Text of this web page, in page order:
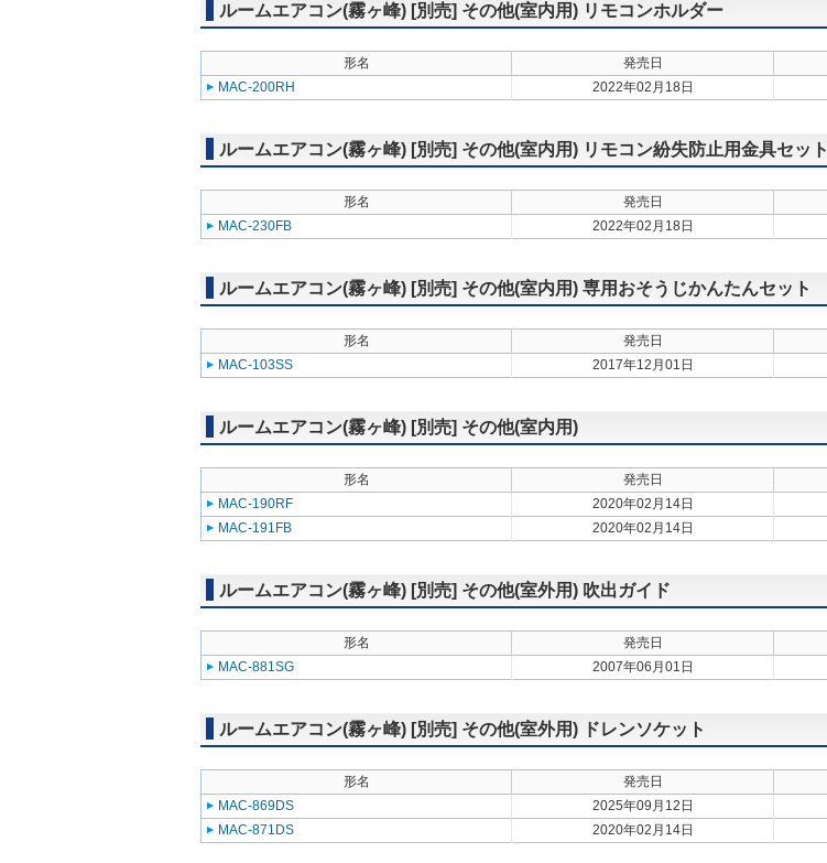
ルームエアコン(霧ヶ峰) [別売] その他(室内用) リモコンホルダー
形名 発売日
MAC-200RH
2022年02月18日
ルームエアコン(霧ヶ峰) [別売] その他(室内用) リモコン紛失防止用金具セット
形名 発売日
MAC-230FB
2022年02月18日
ルームエアコン(霧ヶ峰) [別売] その他(室内用) 専用おそうじかんたんセット
形名 発売日
MAC-103SS
2017年12月01日
ルームエアコン(霧ヶ峰) [別売] その他(室内用)
形名 発売日
MAC-190RF
2020年02月14日
MAC-191FB
2020年02月14日
ルームエアコン(霧ヶ峰) [別売] その他(室外用) 吹出ガイド
形名 発売日
MAC-881SG
2007年06月01日
ルームエアコン(霧ヶ峰) [別売] その他(室外用) ドレンソケット
形名 発売日
MAC-869DS
2025年09月12日
MAC-871DS
2020年02月14日